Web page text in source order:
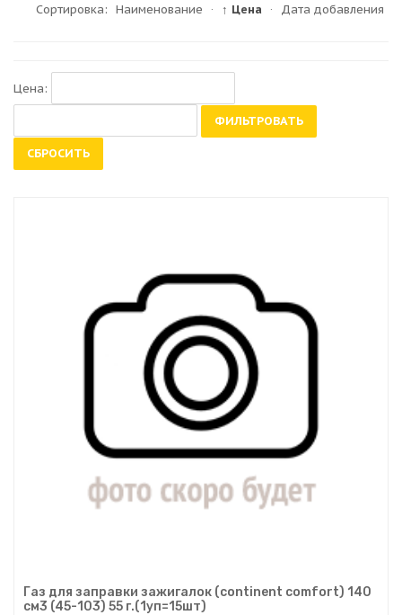
Сортировка: Наименование · ↑ Цена · Дата добавления
Цена:
ФИЛЬТРОВАТЬ
СБРОСИТЬ
Газ для заправки зажигалок (continent comfort) 140
см3 (45-103) 55 г.(1уп=15шт)